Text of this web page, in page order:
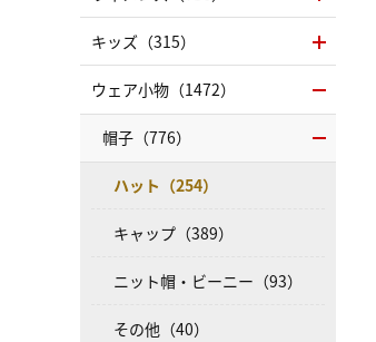
キッズ（315）
ウェア小物（1472）
帽子（776）
ハット（254）
キャップ（389）
ニット帽・ビーニー（93）
その他（40）